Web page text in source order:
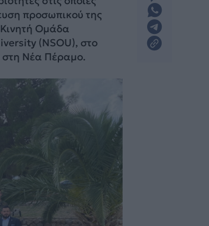
προσωπικού της
Ομάδα
(NSOU), στο
Νέα Πέραμο.